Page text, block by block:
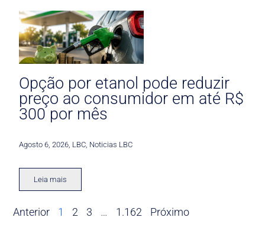
Opção por etanol pode reduzir
preço ao consumidor em até R$
300 por mês
Agosto 6, 2026 LBC Noticias LBC
Leia mais
Anterior 1 2 3 … 1.162 Próximo